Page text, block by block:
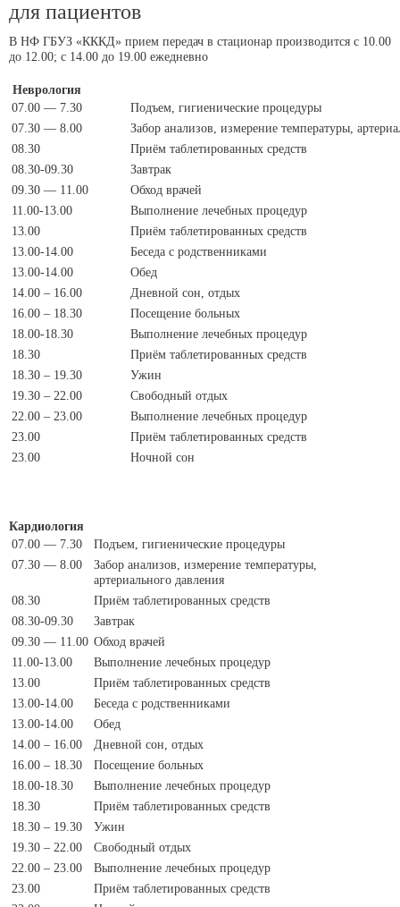
для пациентов
В НФ ГБУЗ «КККД» прием передач в стационар производится с 10.00
до 12.00; с 14.00 до 19.00 ежедневно
Неврология
07.00 — 7.30
Подъем, гигиенические процедуры
07.30 — 8.00
Забор анализов, измерение температуры,
08.30
Приём таблетированных средств
08.30-09.30
Завтрак
09.30 — 11.00
Обход врачей
11.00-13.00
Выполнение лечебных процедур
13.00
Приём таблетированных средств
13.00-14.00
Беседа с родственниками
13.00-14.00
Обед
14.00 – 16.00
Дневной сон, отдых
16.00 – 18.30
Посещение больных
18.00-18.30
Выполнение лечебных процедур
18.30
Приём таблетированных средств
18.30 – 19.30
Ужин
19.30 – 22.00
Свободный отдых
22.00 – 23.00
Выполнение лечебных процедур
23.00
Приём таблетированных средств
23.00
Ночной сон
Кардиология
07.00 — 7.30
Подъем, гигиенические процедуры
07.30 — 8.00
Забор анализов, измерение температуры,
артериального давления
08.30
Приём таблетированных средств
08.30-09.30
Завтрак
09.30 — 11.00 Обход врачей
11.00-13.00
Выполнение лечебных процедур
13.00
Приём таблетированных средств
13.00-14.00
Беседа с родственниками
13.00-14.00
Обед
14.00 – 16.00
Дневной сон, отдых
16.00 – 18.30
Посещение больных
18.00-18.30
Выполнение лечебных процедур
18.30
Приём таблетированных средств
18.30 – 19.30
Ужин
19.30 – 22.00
Свободный отдых
22.00 – 23.00
Выполнение лечебных процедур
23.00
Приём таблетированных средств